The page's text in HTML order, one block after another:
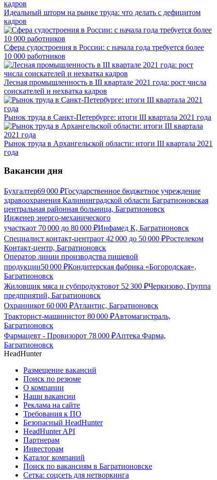
Идеальный шторм на рынке труда: что делать с дефицитом
кадров
Сфера судостроения в России: с начала года требуется более
10 000 работников
Лесная промышленность в III квартале 2021 года: рост числа
соискателей и нехватка кадров
Рынок труда в Санкт-Петербурге: итоги III квартала 2021 года
Рынок труда в Архангельской области: итоги III квартала 2021
года
Вакансии дня
Бухгалтер69 000 ₽Государственное бюджетное учреждение
здравоохранения Калининградской области Багратионовская
центральная районная больница, Багратионовск
Инженер энерго-механического
участкаот 70 000 до 80 000 ₽Инфамед К, Багратионовск
Специалист контакт-центраот 42 000 до 50 000 ₽Ростелеком
Контакт-центр, Багратионовск
Оператор линии производства пищевой
продукции50 000 ₽Кондитерская фабрика «Богородская»,
Багратионовск
Жиловщик мяса и субпродуктовот 52 300 ₽Черкизово, Группа
предприятий, Багратионовск
Охранникот 60 000 ₽Атлантис, Багратионовск
Тракторист-машинистот 80 000 ₽Автомагистраль,
Багратионовск
Фармацевт - Провизорот 78 000 ₽Аптека Фарма,
Багратионовск
HeadHunter
Размещение вакансий
Поиск по резюме
О компании
Наши вакансии
Реклама на сайте
Требования к ПО
Безопасный HeadHunter
HeadHunter API
Партнерам
Инвесторам
Каталог компаний
Поиск по вакансиям в Багратионовске
Сетка: соцсеть для нетворкинга